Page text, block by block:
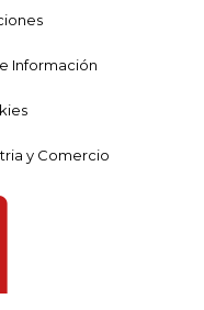
Información
y Comercio